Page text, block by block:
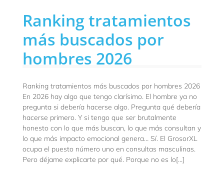
Ranking tratamientos
más buscados por
hombres 2026
Ranking tratamientos más buscados por hombres 2026
En 2026 hay algo que tengo clarísimo. El hombre ya no
pregunta si debería hacerse algo. Pregunta qué debería
hacerse primero. Y si tengo que ser brutalmente
honesto con lo que más buscan, lo que más consultan y
lo que más impacto emocional genera… Sí. El GrosorXL
ocupa el puesto número uno en consultas masculinas.
Pero déjame explicarte por qué. Porque no es lo[...]